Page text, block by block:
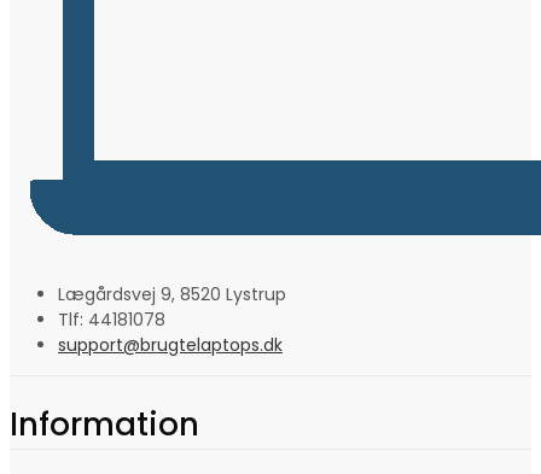
Lægårdsvej 9, 8520 Lystrup
Tlf: 44181078
support@brugtelaptops.dk
Information